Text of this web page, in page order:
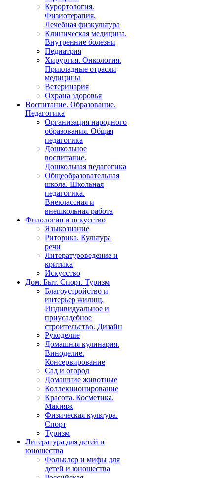
Курортология.
Физиотерапия.
Лечебная физкультура
Клиническая медицина.
Внутренние болезни
Педиатрия
Хирургия. Онкология.
Прикладные отрасли
медицины
Ветеринария
Охрана здоровья
Воспитание. Образование.
Педагогика
Организация народного
образования. Общая
педагогика
Дошкольное
воспитание.
Дошкольная педагогика
Общеобразовательная
школа. Школьная
педагогика.
Внеклассная и
внешкольная работа
Филология и искусство
Языкознание
Риторика. Культура
речи
Литературоведение и
критика
Искусство
Дом. Быт. Спорт. Туризм
Благоустройство и
интерьер жилищ.
Индивидуальное и
приусадебное
строительство. Дизайн
Рукоделие
Домашняя кулинария.
Виноделие.
Консервирование
Сад и огород
Домашние животные
Коллекционирование
Красота. Косметика.
Макияж
Физическая культура.
Спорт
Туризм
Литература для детей и
юношества
Фольклор и мифы для
детей и юношества